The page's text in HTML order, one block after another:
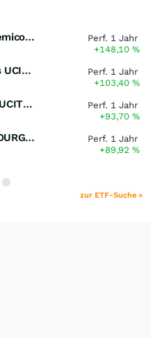
iShares MSCI Global Semiconductors UCITS ETF USD (Acc)
Perf. 1 Jahr
+148,10%
Global X Copper Miners UCITS ETF USD Acc
Perf. 1 Jahr
+103,40%
iShares Copper Miners UCITS ETF
Perf. 1 Jahr
+93,70%
MULTI UNITS LUXEMBOURG - Lyxor MSCI Semiconductors ESG Filtered
Perf. 1 Jahr
+89,92%
zur ETF-Suche »